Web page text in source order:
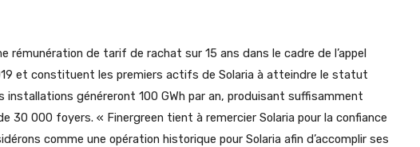
rémunération de tarif de rachat sur 15 ans dans le cadre de l’appel
et constituent les premiers actifs de Solaria à atteindre le statut
installations généreront 100 GWh par an, produisant suffisamment
30 000 foyers. « Finergreen tient à remercier Solaria pour la confiance
comme une opération historique pour Solaria afin d’accomplir ses